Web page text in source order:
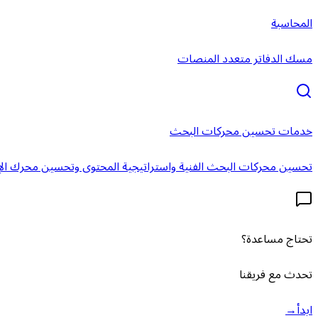
المحاسبة
مسك الدفاتر متعدد المنصات
خدمات تحسين محركات البحث
تحسين محركات البحث الفنية واستراتيجية المحتوى وتحسين محرك
تحتاج مساعدة؟
تحدث مع فريقنا
ابدأ→